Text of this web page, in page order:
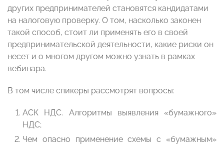
других предпринимателей становятся кандидатами
на налоговую проверку. О том, насколько законен
такой способ, стоит ли применять его в своей
предпринимательской деятельности, какие риски он
несет и о многом другом можно узнать в рамках
вебинара.
В том числе спикеры рассмотрят вопросы:
АСК НДС. Алгоритмы выявления «бумажного»
НДС;
Чем опасно применение схемы с «бумажным»